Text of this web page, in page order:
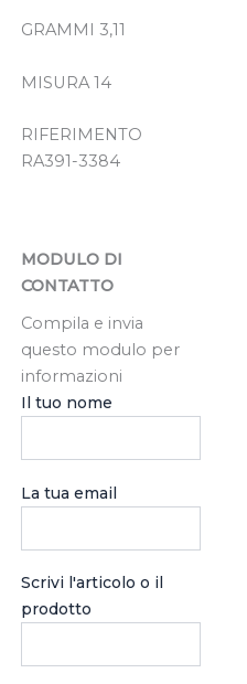
GRAMMI 3,11
MISURA 14
RIFERIMENTO
RA391-3384
MODULO DI
CONTATTO
Compila e invia
questo modulo per
informazioni
Il tuo nome
La tua email
Scrivi l'articolo o il
prodotto